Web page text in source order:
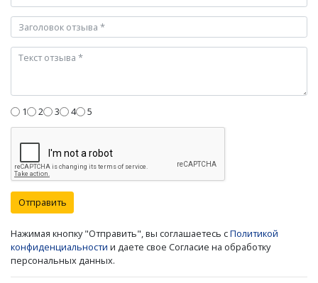
1 2 3 4 5
Отправить
Нажимая кнопку "Отправить", вы соглашаетесь сПолитикой
конфиденциальности и даете свое Согласие на обработку
персональных данных.